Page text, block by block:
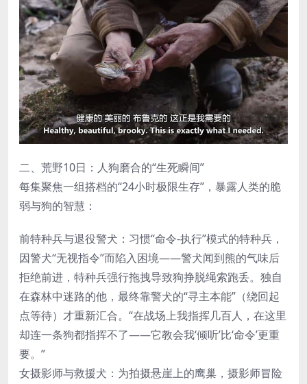
二、荒野10日：人狗磨合的“生死瞬间”
每集聚焦一组搭档的“24小时极限生存”，暴露人类的脆
弱与狗的智慧：
前特种兵与退役警犬：习惯“命令-执行”模式的特种兵，
因警犬“无视指令”而陷入困境——警犬闻到熊的气味后
拒绝前进，特种兵强行拖拽导致狗挣脱绳索跑丢。独自
在森林中迷路的他，最终靠警犬的“寻主本能”（绕回起
点等待）才重新汇合。“在战场上我指挥几百人，在这里
却连一条狗都指挥不了——它教会我‘倾听’比‘命令’更重
要。”
女摄影师与救援犬：为拍摄悬崖上的鹰巢，摄影师冒险